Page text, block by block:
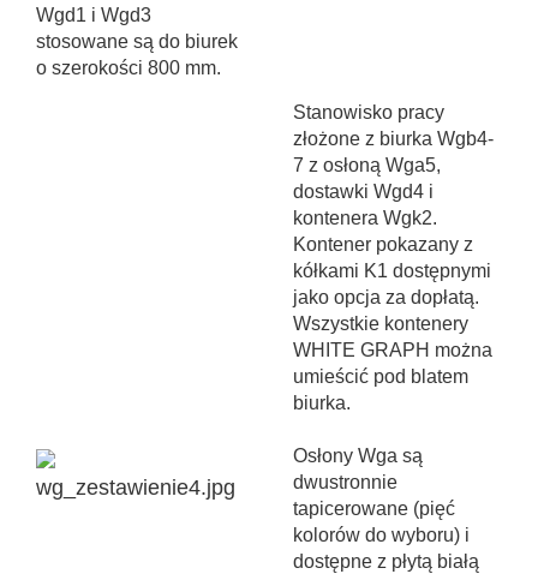
Wgd1 i Wgd3
stosowane są do biurek
o szerokości 800 mm.
Stanowisko pracy
złożone z biurka Wgb4-
7 z osłoną Wga5,
dostawki Wgd4 i
kontenera Wgk2.
Kontener pokazany z
kółkami K1 dostępnymi
jako opcja za dopłatą.
Wszystkie kontenery
WHITE GRAPH można
umieścić pod blatem
biurka.
Osłony Wga są
dwustronnie
tapicerowane (pięć
kolorów do wyboru) i
dostępne z płytą białą